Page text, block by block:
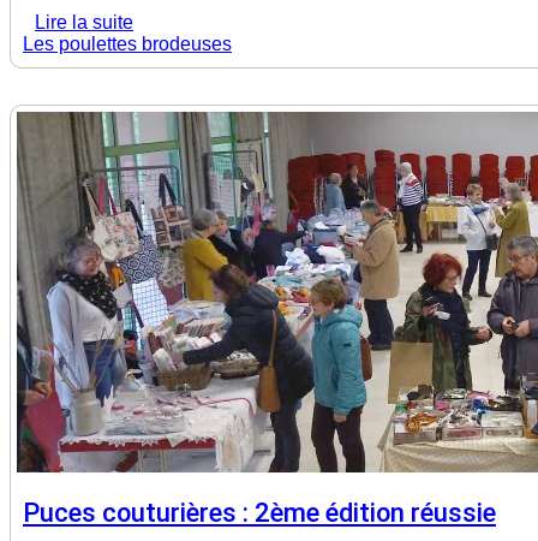
Lire la suite
Les poulettes brodeuses
Puces couturières : 2ème édition réussie